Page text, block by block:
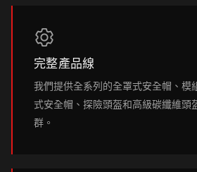
完整產品線
我們提供全系列的全罩式安全帽、模
式安全帽、探險頭盔和高級碳纖維頭
群。